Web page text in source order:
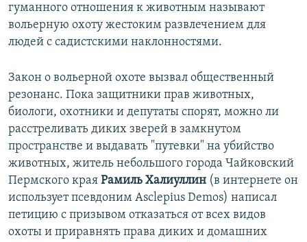
гуманного отношения к животным называют
вольерную охоту жестоким развлечением для
людей с садистскими наклонностями.
Закон о вольерной охоте вызвал общественный
резонанс. Пока защитники прав животных,
биологи, охотники и депутаты спорят, можно ли
расстреливать диких зверей в замкнутом
пространстве и выдавать "путевки" на убийство
животных, житель небольшого города Чайковский
Пермского края Рамиль Халиуллин (в интернете он
использует псевдоним Asclepius Demos) написал
петицию с призывом отказаться от всех видов
охоты и приравнять права диких и домашних